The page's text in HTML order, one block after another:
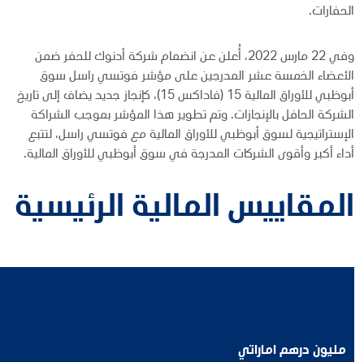
الحفارات.
وفي 22 مارس 2022، أُعلن عن انضمام شركة أدنوك للحفر ضمن
الأعضاء الخمسة عشر المدرجين على مؤشر فوتسي راسل سوق
أبوظبي للأوراق المالية 15 (فاداكس 15)، كإنجاز جديد يضاف إلى تاريخ
الشركة الحافل بالإنجازات. وتم تطوير هذا المؤشر بموجب الشراكة
الإستراتيجية لسوق أبوظبي للأوراق المالية مع فوتسي راسل، لتتبع
أداء أكبر وأقوى الشركات المدرجة في سوق أبوظبي للأوراق المالية.
المقاييس المالية الرئيسية
مليون درهم اماراتي